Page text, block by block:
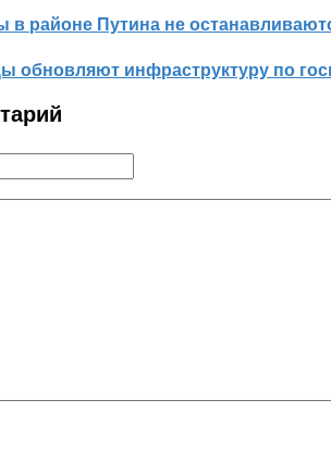
в районе Путина не
обновляют инфраструктуру по